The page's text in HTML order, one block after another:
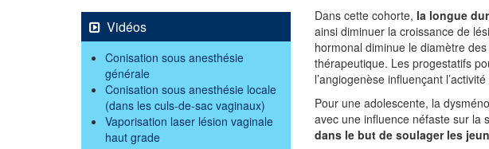
Dans cette cohorte, la longue
ainsi diminuer la croissance de
hormonal diminue le diamètre
thérapeutique. Les progestatifs
l’angiogenèse influençant
Pour une adolescente, la
avec une influence néfaste sur la
dans le but de soulager les
Vidéos
Conisation sous anesthésie
générale
Conisation sous anesthésie locale
(dans les culs-de-sac vaginaux)
Vaporisation laser lésion vaginale
haut grade